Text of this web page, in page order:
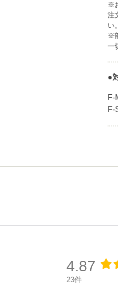
※
注
い。
※
一
●
F-
F-
4.87
23件